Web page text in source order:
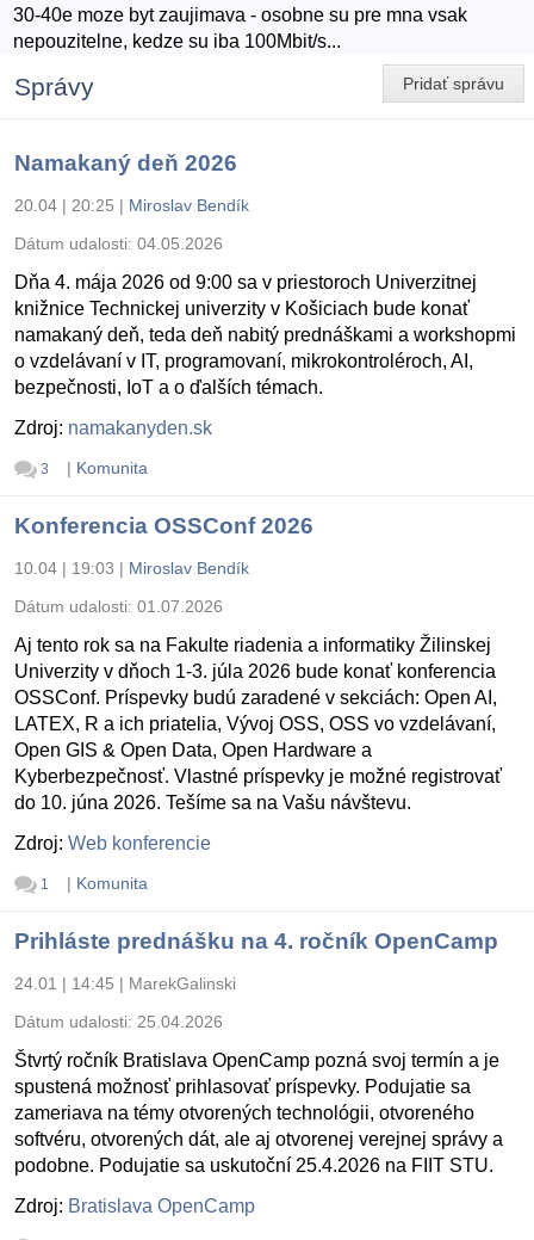
30-40e moze byt zaujimava - osobne su pre mna vsak
nepouzitelne, kedze su iba 100Mbit/s...
Pridať správu
Správy
Namakaný deň 2026
20.04 | 20:25 | Miroslav Bendík
Dátum udalosti: 04.05.2026
Dňa 4. mája 2026 od 9:00 sa v priestoroch Univerzitnej
knižnice Technickej univerzity v Košiciach bude konať
namakaný deň, teda deň nabitý prednáškami a workshopmi
o vzdelávaní v IT, programovaní, mikrokontroléroch, AI,
bezpečnosti, IoT a o ďalších témach.
Zdroj: namakanyden.sk
3 | Komunita
Konferencia OSSConf 2026
10.04 | 19:03 | Miroslav Bendík
Dátum udalosti: 01.07.2026
Aj tento rok sa na Fakulte riadenia a informatiky Žilinskej
Univerzity v dňoch 1-3. júla 2026 bude konať konferencia
OSSConf. Príspevky budú zaradené v sekciách: Open AI,
LATEX, R a ich priatelia, Vývoj OSS, OSS vo vzdelávaní,
Open GIS & Open Data, Open Hardware a
Kyberbezpečnosť. Vlastné príspevky je možné registrovať
do 10. júna 2026. Tešíme sa na Vašu návštevu.
Zdroj: Web konferencie
1 | Komunita
Prihláste prednášku na 4. ročník OpenCamp
24.01 | 14:45 | MarekGalinski
Dátum udalosti: 25.04.2026
Štvrtý ročník Bratislava OpenCamp pozná svoj termín a je
spustená možnosť prihlasovať príspevky. Podujatie sa
zameriava na témy otvorených technológii, otvoreného
softvéru, otvorených dát, ale aj otvorenej verejnej správy a
podobne. Podujatie sa uskutoční 25.4.2026 na FIIT STU.
Zdroj: Bratislava OpenCamp